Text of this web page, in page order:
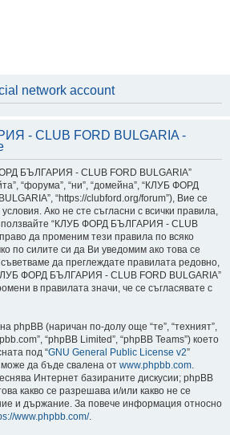
network account
- CLUB FORD BULGARIA -
БЪЛГАРИЯ - CLUB FORD BULGARIA”
“форума”, “ни”, “домейна”, “КЛУБ ФОРД
“https://clubford.org/forum”), Вие се
Ако не сте съгласни с всички правила,
“КЛУБ ФОРД БЪЛГАРИЯ - CLUB
да променим тези правила по всяко
по силите си да Ви уведомим ако това се
да преглеждате правилата редовно,
ФОРД БЪЛГАРИЯ - CLUB FORD BULGARIA”
в правилата значи, че се съгласявате с
phpBB (наричан по-долу още “те”, “техният”,
“phpBB Limited”, “phpBB Teams”) което
под “GNU General Public License v2”
може да бъде свалена от www.phpbb.com
Интернет базираните дискусии; phpBB
какво се разрешава и/или какво не се
и държание. За повече информация относно
www.phpbb.com/.